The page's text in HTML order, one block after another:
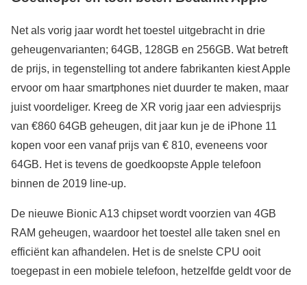
Net als vorig jaar wordt het toestel uitgebracht in drie
geheugenvarianten; 64GB, 128GB en 256GB. Wat betreft
de prijs, in tegenstelling tot andere fabrikanten kiest Apple
ervoor om haar smartphones niet duurder te maken, maar
juist voordeliger. Kreeg de XR vorig jaar een adviesprijs
van €860 64GB geheugen, dit jaar kun je de iPhone 11
kopen voor een vanaf prijs van € 810, eveneens voor
64GB. Het is tevens de goedkoopste Apple telefoon
binnen de 2019 line-up.
De nieuwe Bionic A13 chipset wordt voorzien van 4GB
RAM geheugen, waardoor het toestel alle taken snel en
efficiënt kan afhandelen. Het is de snelste CPU ooit
toegepast in een mobiele telefoon, hetzelfde geldt voor de